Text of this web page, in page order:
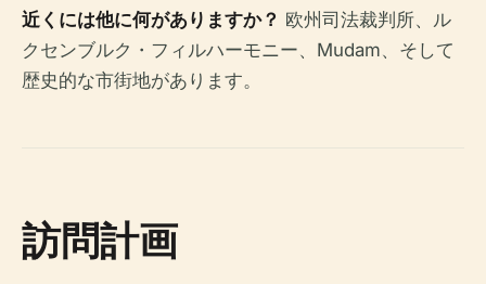
近くには他に何がありますか？ 欧州司法裁判所、ル
クセンブルク・フィルハーモニー、Mudam、そして
歴史的な市街地があります。
訪問計画